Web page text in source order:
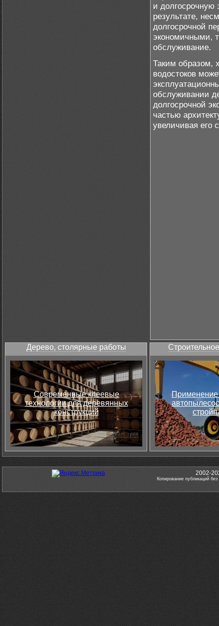
и долгосрочную
результате,
долгосрочной
экономичными,
обслуживание.
Таким образом,
водостоков
обслуживании
долгосрочной
частью
увеличивая его
Дерево, столярные работы
Современные клеевые
технологии для деревянных
конструкций
Применение
2002-
Копирование публикаций